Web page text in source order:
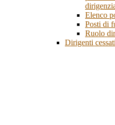
Elenco
Posti di
Ruolo
Dirigenti cessati